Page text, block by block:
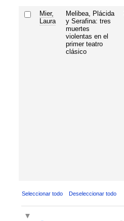
Mier,
Laura
Melibea, Plácida
y Serafina: tres
muertes
violentas en el
primer teatro
clásico
Seleccionar todo Deseleccionar todo